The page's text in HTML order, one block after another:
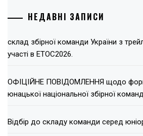
НЕДАВНІ ЗАПИСИ
склад збірної команди України з
участі в ЕТОС2026.
ОФІЦІЙНЕ ПОВІДОМЛЕННЯ щодо
юнацької національної збірної
Відбір до складу команди серед